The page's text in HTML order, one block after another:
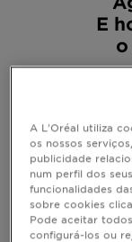
E
A L'Oréal utiliza
os nossos
publicidade
num perfil dos
funcionalidades
sobre cookies
Pode aceitar
configurá-los ou